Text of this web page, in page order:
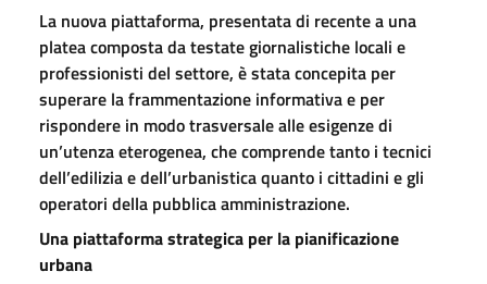
La nuova piattaforma, presentata di recente a una
platea composta da testate giornalistiche locali e
professionisti del settore, è stata concepita per
superare la frammentazione informativa e per
rispondere in modo trasversale alle esigenze di
un’utenza eterogenea, che comprende tanto i tecnici
dell’edilizia e dell’urbanistica quanto i cittadini e gli
operatori della pubblica amministrazione.
Una piattaforma strategica per la pianificazione
urbana